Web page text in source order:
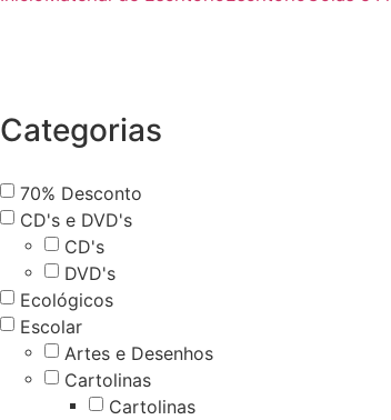
Categorias
70% Desconto
CD's e DVD's
CD's
DVD's
Ecológicos
Escolar
Artes e Desenhos
Cartolinas
Cartolinas